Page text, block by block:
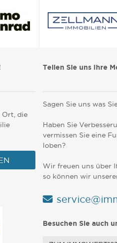
die
Teilen Sie uns Ihre
Sagen Sie uns was
Haben Sie
vermissen Sie eine
loben?
Wir freuen uns über
so können wir
Besuchen Sie auch